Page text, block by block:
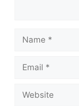
Name
Email
Website